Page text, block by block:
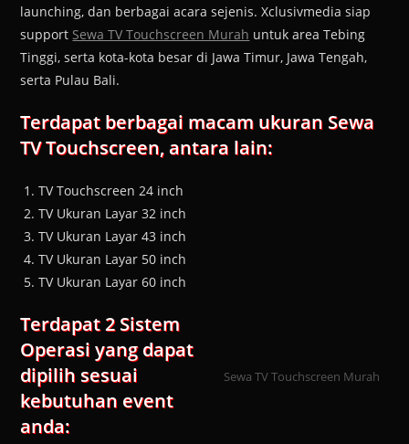
launching, dan berbagai acara sejenis. Xclusivmedia siap
support Sewa TV Touchscreen Murah untuk area Tebing
Tinggi, serta kota-kota besar di Jawa Timur, Jawa Tengah,
serta Pulau Bali.
Terdapat berbagai macam ukuran Sewa
TV Touchscreen, antara lain:
Sewa TV Touchscreen Murah
TV Touchscreen 24 inch
TV Ukuran Layar 32 inch
TV Ukuran Layar 43 inch
TV Ukuran Layar 50 inch
TV Ukuran Layar 60 inch
Terdapat 2 Sistem
Operasi yang dapat
dipilih sesuai
kebutuhan event
anda: